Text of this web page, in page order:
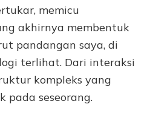
memicu
akhirnya membentuk
pandangan saya, di
terlihat. Dari interaksi
kompleks yang
pada seseorang.